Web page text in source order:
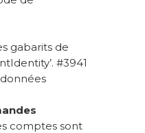
gabarits de
#3941
comptes sont